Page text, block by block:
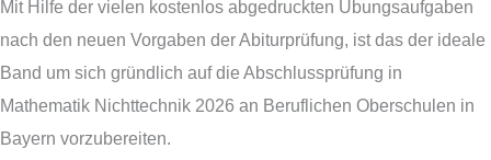
Mit Hilfe der vielen kostenlos abgedruckten Übungsaufgaben
nach den neuen Vorgaben der Abiturprüfung, ist das der ideale
Band um sich gründlich auf die Abschlussprüfung in
Mathematik Nichttechnik 2026 an Beruflichen Oberschulen in
Bayern vorzubereiten.